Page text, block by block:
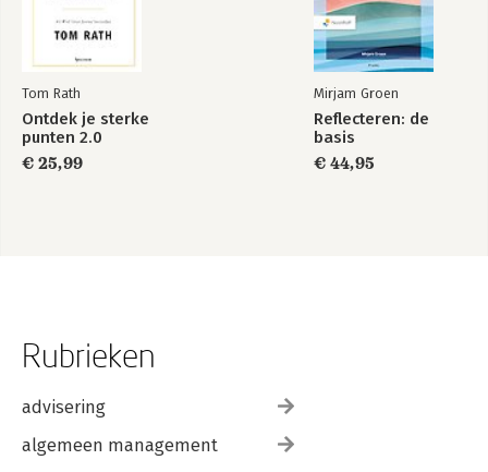
Tom Rath
Ontdek je sterke
punten 2.0
€ 25,99
Mirjam Groen
Reflecteren: de
basis
€ 44,95
Rubrieken
advisering
algemeen management